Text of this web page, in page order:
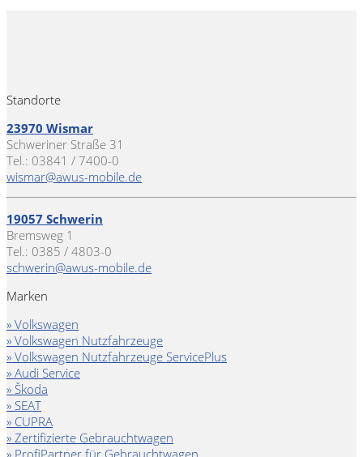
Standorte
23970 Wismar
Schweriner Straße 31
Tel.: 03841 / 7400-0
wismar@awus-mobile.de
19057 Schwerin
Bremsweg 1
Tel.: 0385 / 4803-0
schwerin@awus-mobile.de
Marken
» Volkswagen
» Volkswagen Nutzfahrzeuge
» Volkswagen Nutzfahrzeuge ServicePlus
» Audi Service
» Škoda
» SEAT
» CUPRA
» Zertifizierte Gebrauchtwagen